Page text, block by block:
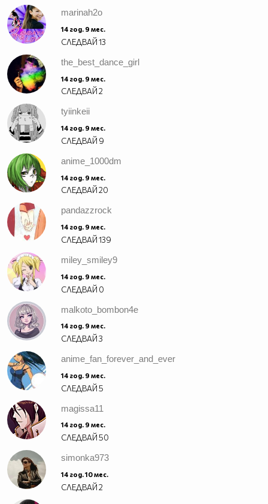
marinah2o
14 год. 9 мес.
СЛЕДВАЙ13
the_best_dance_girl
14 год. 9 мес.
СЛЕДВАЙ2
tyiinkeii
14 год. 9 мес.
СЛЕДВАЙ 9
anime_1000dm
14 год. 9 мес.
СЛЕДВАЙ20
pandazzrock
14 год. 9 мес.
СЛЕДВАЙ139
miley_smiley9
14 год. 9 мес.
СЛЕДВАЙ 0
malkoto_bombon4e
14 год. 9 мес.
СЛЕДВАЙ3
anime_fan_forever_and_ever
14 год. 9 мес.
СЛЕДВАЙ5
magissa11
14 год. 9 мес.
СЛЕДВАЙ50
simonka973
14 год. 10 мес.
СЛЕДВАЙ2